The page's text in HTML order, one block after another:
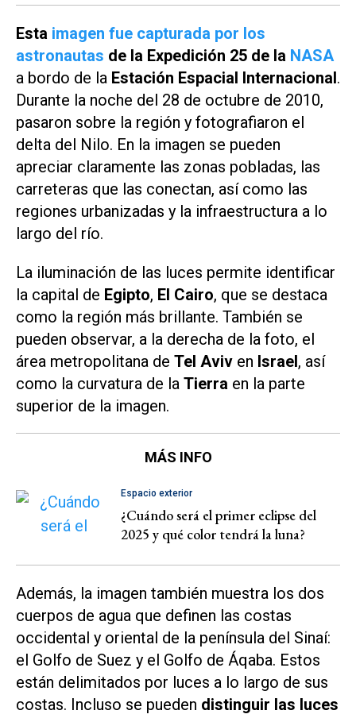
Esta imagen fue capturada por los
astronautas de la Expedición 25 de la NASA
a bordo de la Estación Espacial Internacional.
Durante la noche del 28 de octubre de 2010,
pasaron sobre la región y fotografiaron el
delta del Nilo. En la imagen se pueden
apreciar claramente las zonas pobladas, las
carreteras que las conectan, así como las
regiones urbanizadas y la infraestructura a lo
largo del río.
La iluminación de las luces permite identificar
la capital de Egipto, El Cairo, que se destaca
como la región más brillante. También se
pueden observar, a la derecha de la foto, el
área metropolitana de Tel Aviv en Israel, así
como la curvatura de la Tierra en la parte
superior de la imagen.
MÁS INFO
Espacio exterior
¿Cuándo será el primer eclipse del
2025 y qué color tendrá la luna?
Además, la imagen también muestra los dos
cuerpos de agua que definen las costas
occidental y oriental de la península del Sinaí:
el Golfo de Suez y el Golfo de Áqaba. Estos
están delimitados por luces a lo largo de sus
costas. Incluso se pueden distinguir las luces